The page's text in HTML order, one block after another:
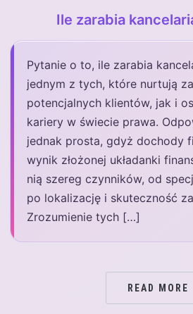
Ile zarabia
Pytanie o to, ile zarabia
jednym z tych, które nurtują
potencjalnych klientów, jak i
kariery w świecie prawa.
jednak prosta, gdyż dochody
wynik złożonej układanki
nią szereg czynników, od
po lokalizację i skuteczność
Zrozumienie tych […]
READ MORE